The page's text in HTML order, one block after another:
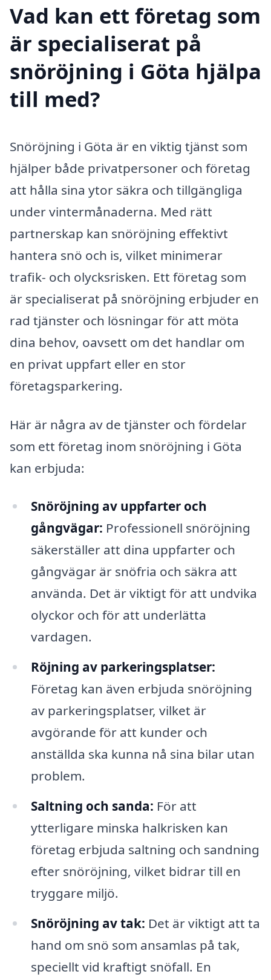
Vad kan ett företag som
är specialiserat på
snöröjning i Göta hjälpa
till med?
Snöröjning i Göta är en viktig tjänst som
hjälper både privatpersoner och företag
att hålla sina ytor säkra och tillgängliga
under vintermånaderna. Med rätt
partnerskap kan snöröjning effektivt
hantera snö och is, vilket minimerar
trafik- och olycksrisken. Ett företag som
är specialiserat på snöröjning erbjuder en
rad tjänster och lösningar för att möta
dina behov, oavsett om det handlar om
en privat uppfart eller en stor
företagsparkering.
Här är några av de tjänster och fördelar
som ett företag inom snöröjning i Göta
kan erbjuda:
Snöröjning av uppfarter och
gångvägar: Professionell snöröjning
säkerställer att dina uppfarter och
gångvägar är snöfria och säkra att
använda. Det är viktigt för att undvika
olyckor och för att underlätta
vardagen.
Röjning av parkeringsplatser:
Företag kan även erbjuda snöröjning
av parkeringsplatser, vilket är
avgörande för att kunder och
anställda ska kunna nå sina bilar utan
problem.
Saltning och sanda: För att
ytterligare minska halkrisken kan
företag erbjuda saltning och sandning
efter snöröjning, vilket bidrar till en
tryggare miljö.
Snöröjning av tak: Det är viktigt att ta
hand om snö som ansamlas på tak,
speciellt vid kraftigt snöfall. En